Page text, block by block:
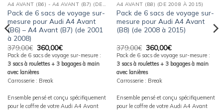
A4 AVANT (B6) - A4 AVANT (B7) (DE 2001 À 2008)
Pack de 6 sacs de voyage sur-
mesure pour Audi A4 Avant
(B6) – A4 Avant (B7) (de 2001
à 2008)
379,00€ Le
prix
initial
était :
379,00€.
360,00€Le
prix
actuel
est :
Pack de 6 sacs de voyage sur-mesure :
3 sacs à roulettes + 3 bagages à main
avec lanières
Carrosserie : Break
Ensemble pensé et conçu spécifiquement
pour le coffre de votre Audi A4 Avant
A4 AVANT (B8) (DE 2008 À 2015)
Pack de 6 sacs de voyage sur-
mesure pour Audi A4 Avant
(B8) (de 2008 à 2015)
379,00€ Le
prix
initial
était :
379,00€.
360,00€Le
prix
actuel
est :
Pack de 6 sacs de voyage sur-mesure :
3 sacs à roulettes + 3 bagages à main
avec lanières
Carrosserie : Break
Ensemble pensé et conçu spécifiquement
pour le coffre de votre Audi A4 Avant